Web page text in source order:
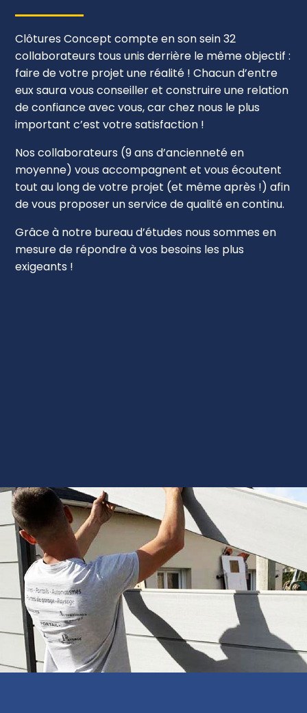
Clôtures Concept compte en son sein 32
collaborateurs tous unis derrière le même objectif :
faire de votre projet une réalité ! Chacun d’entre
eux saura vous conseiller et construire une relation
de confiance avec vous, car chez nous le plus
important c’est votre satisfaction !
Nos collaborateurs (9 ans d’ancienneté en
moyenne) vous accompagnent et vous écoutent
tout au long de votre projet (et même après !) afin
de vous proposer un service de qualité en continu.
Grâce à notre bureau d’études nous sommes en
mesure de répondre à vos besoins les plus
exigeants !